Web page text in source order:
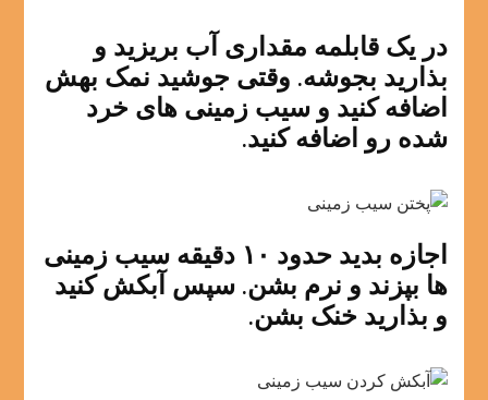
در یک قابلمه مقداری آب بریزید و
بذارید بجوشه. وقتی جوشید نمک بهش
اضافه کنید و سیب زمینی های خرد
شده رو اضافه کنید.
اجازه بدید حدود ۱۰ دقیقه سیب زمینی
ها بپزند و نرم بشن. سپس آبکش کنید
و بذارید خنک بشن.